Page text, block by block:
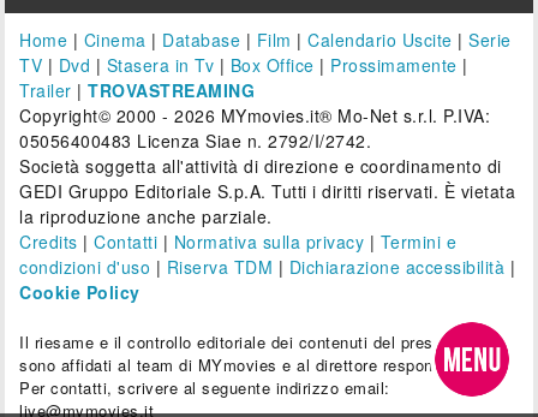
Home | Cinema | Database | Film |Calendario Uscite |Serie
TV | Dvd | Stasera in Tv | Box Office | Prossimamente |
Trailer |TROVASTREAMING
Copyright© 2000 - 2026 MYmovies.it® Mo-Net s.r.l. P.IVA:
05056400483 Licenza Siae n. 2792/I/2742.
Società soggetta all'attività di direzione e coordinamento di
GEDI Gruppo Editoriale S.p.A. Tutti i diritti riservati. È vietata
la riproduzione anche parziale.
Credits |Contatti | Normativa sulla privacy | Termini e
condizioni d'uso | Riserva TDM | Dichiarazione accessibilità |
Cookie Policy
Il riesame e il controllo editoriale dei contenuti del presente sito
sono affidati al team di MYmovies e al direttore responsabile.
Per contatti, scrivere al seguente indirizzo email:
live@mymovies.it